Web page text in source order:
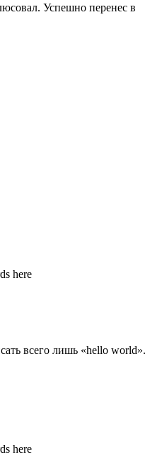
Успешно перенес в
here
всего лишь «hello world».
here